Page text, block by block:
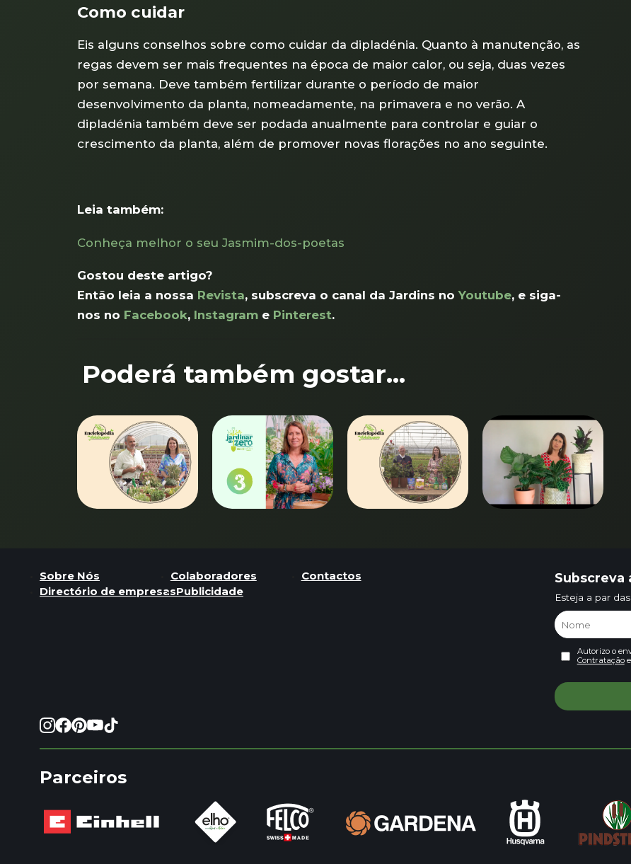
Como cuidar
Eis alguns conselhos sobre como cuidar da dipladénia. Quanto à manutenção, as
regas devem ser mais frequentes na época de maior calor, ou seja, duas vezes
por semana. Deve também fertilizar durante o período de maior
desenvolvimento da planta, nomeadamente, na primavera e no verão. A
dipladénia também deve ser podada anualmente para controlar e guiar o
crescimento da planta, além de promover novas florações no ano seguinte.
Leia também:
Conheça melhor o seu Jasmim-dos-poetas
Gostou deste artigo?
Então leia a nossa Revista, subscreva o canal da Jardins noYoutube, e siga-
nos no Facebook, Instagram e Pinterest.
Poderá também gostar...
Sobre Nós Colaboradores
Contactos
Directório de empresasPublicidade
Subscreva
Esteja a par
Autorizo o
Contrataçãoe
Parceiros